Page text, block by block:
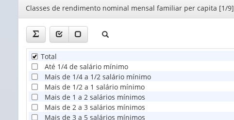
Editor
Classes de rendimento nominal mensal familiar per capita [1/9]
Total
Até 1/4 de salário mínimo
Mais de 1/4 a 1/2 salário mínimo
Mais de 1/2 a 1 salário mínimo
Mais de 1 a 2 salários mínimos
Mais de 2 a 3 salários mínimos
Mais de 3 a 5 salários mínimos